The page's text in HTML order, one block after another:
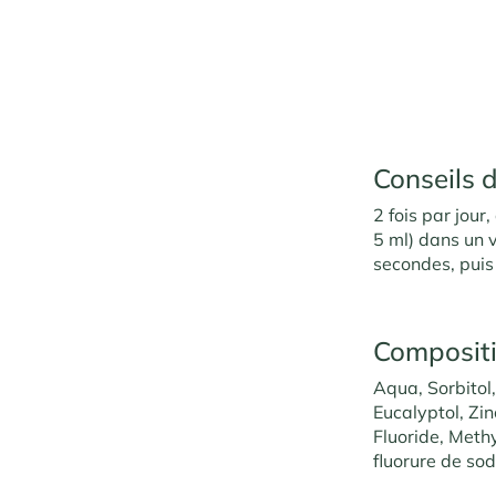
Conseils
2 fois par
5 ml) dans un
secondes,
Aqua,
Eucalyptol,
Fluoride,
fluorure de